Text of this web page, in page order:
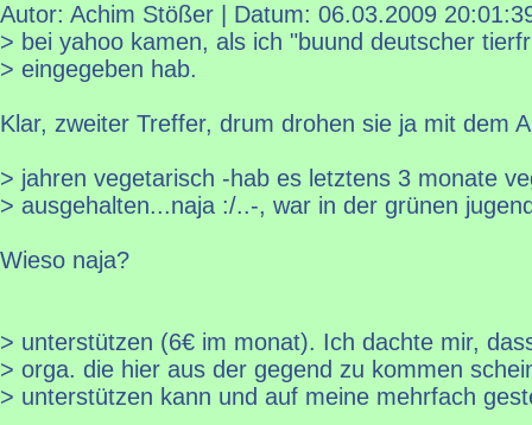
Autor: Achim Stößer | Datum: 06.03.2009
> bei yahoo kamen, als ich "buund deutscher
> eingegeben hab.
Klar, zweiter Treffer, drum drohen sie ja mit dem
> jahren vegetarisch -hab es letztens 3 monate
> ausgehalten...naja :/..-, war in der grünen
Wieso naja?
> unterstützen (6€ im monat). Ich dachte mir,
> orga. die hier aus der gegend zu kommen
> unterstützen kann und auf meine mehrfach